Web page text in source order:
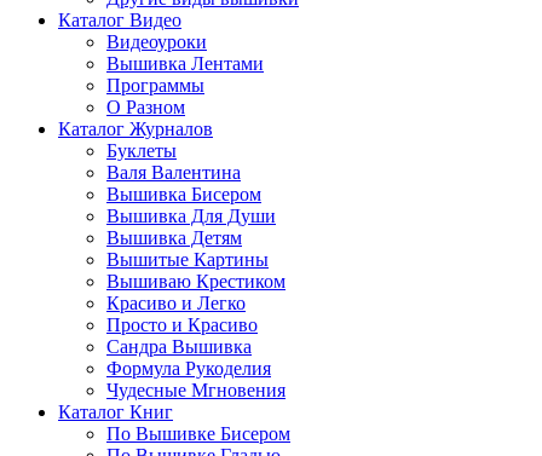
Каталог Видео
Видеоуроки
Вышивка Лентами
Программы
О Разном
Каталог Журналов
Буклеты
Валя Валентина
Вышивка Бисером
Вышивка Для Души
Вышивка Детям
Вышитые Картины
Вышиваю Крестиком
Красиво и Легко
Просто и Красиво
Сандра Вышивка
Формула Рукоделия
Чудесные Мгновения
Каталог Книг
По Вышивке Бисером